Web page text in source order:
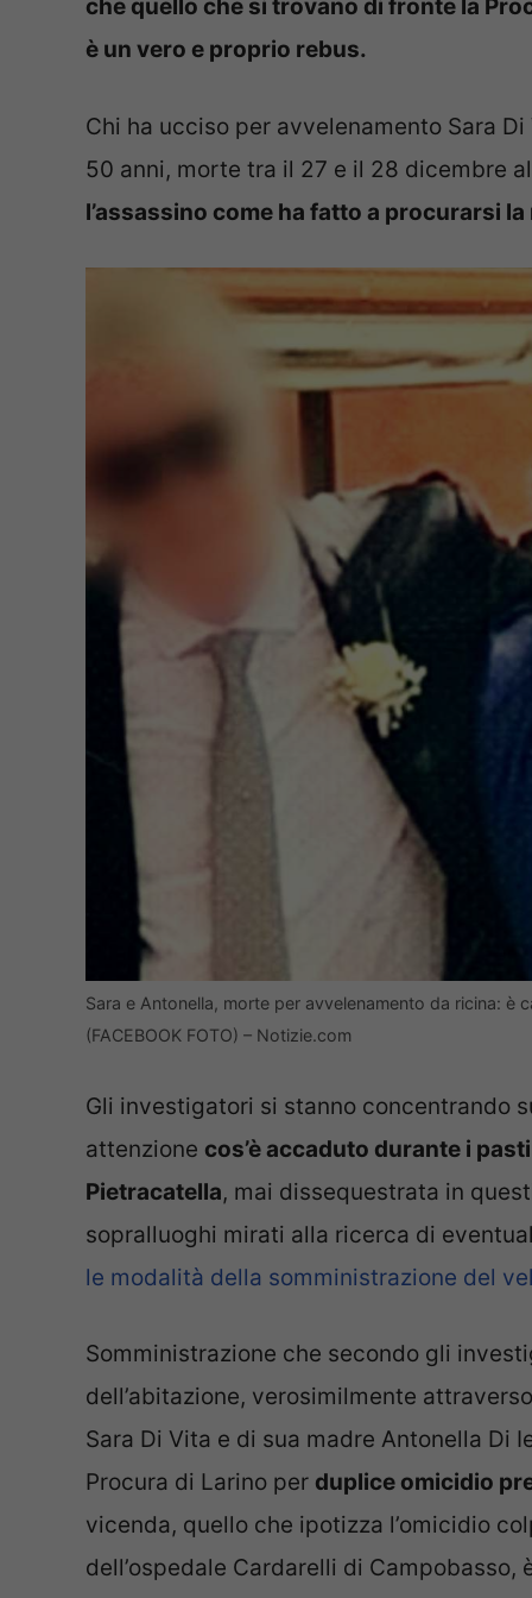
che quello che si trovano di fronte la
è un vero e proprio rebus.
Chi ha ucciso per avvelenamento Sara
50 anni, morte tra il 27 e il 28 dicembre
l’assassino come ha fatto a procurarsi la
Sara e Antonella, morte per avvelenamento da ricina: è
(FACEBOOK FOTO) – Notizie.com
Gli investigatori si stanno concentrando
attenzione cos’è accaduto durante i
Pietracatella, mai dissequestrata in
sopralluoghi mirati alla ricerca di
le modalità della somministrazione del
Somministrazione che secondo gli
dell’abitazione, verosimilmente
Sara Di Vita e di sua madre Antonella Di
Procura di Larino per duplice omicidio
vicenda, quello che ipotizza l’omicidio
dell’ospedale Cardarelli di